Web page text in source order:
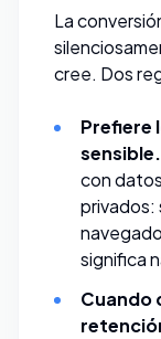
La
cree. Dos
Prefiere
sensible.
con
privados:
significa
Cuando